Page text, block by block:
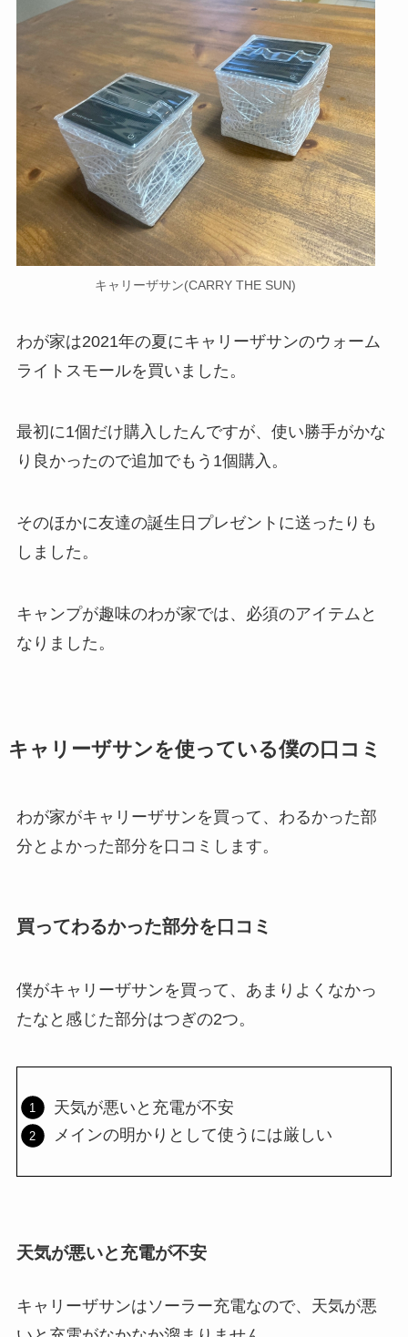
キャリーザサン(CARRY THE SUN)
わが家は2021年の夏にキャリーザサンのウォーム
ライトスモールを買いました。
最初に1個だけ購入したんですが、使い勝手がかな
り良かったので追加でもう1個購入。
そのほかに友達の誕生日プレゼントに送ったりも
しました。
キャンプが趣味のわが家では、必須のアイテムと
なりました。
キャリーザサンを使っている僕の口コミ
わが家がキャリーザサンを買って、わるかった部
分とよかった部分を口コミします。
買ってわるかった部分を口コミ
僕がキャリーザサンを買って、あまりよくなかっ
たなと感じた部分はつぎの2つ。
天気が悪いと充電が不安
メインの明かりとして使うには厳しい
天気が悪いと充電が不安
キャリーザサンはソーラー充電なので、天気が悪